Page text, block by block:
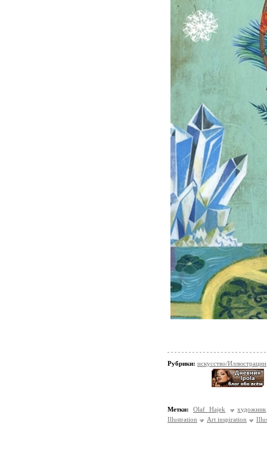
Рубрики: искусство/Иллюстрации
Метки: Olaf Hajek
художник
Illustration
Art inspiration